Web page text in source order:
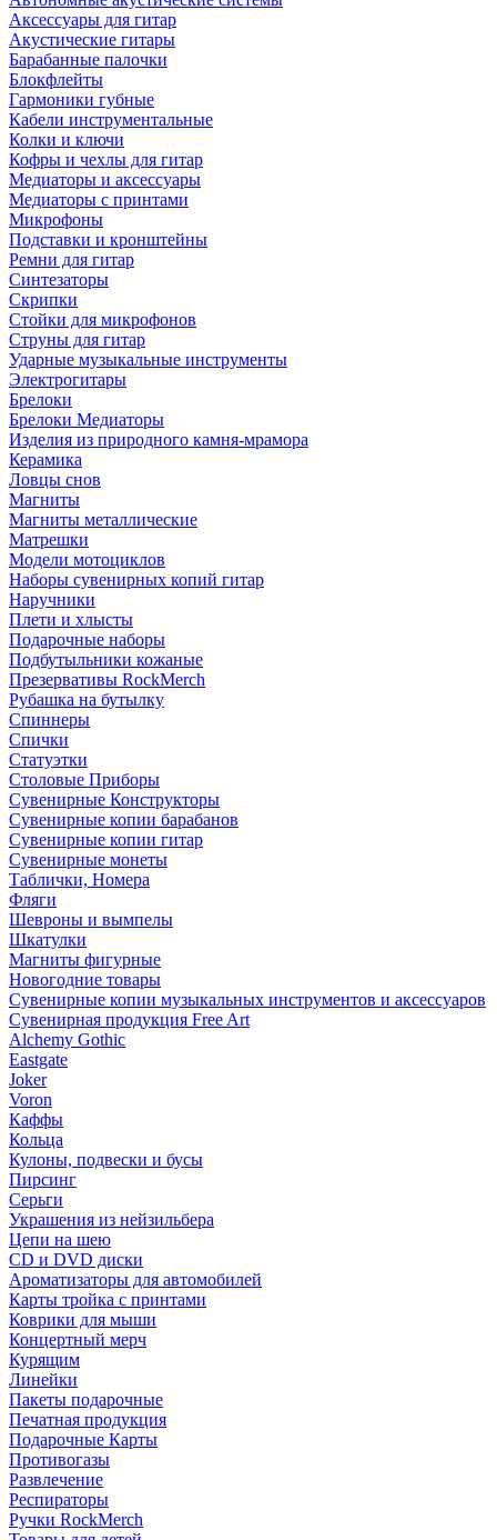
Аксессуары для гитар
Акустические гитары
Барабанные палочки
Блокфлейты
Гармоники губные
Кабели инструментальные
Колки и ключи
Кофры и чехлы для гитар
Медиаторы и аксессуары
Медиаторы с принтами
Микрофоны
Подставки и кронштейны
Ремни для гитар
Синтезаторы
Скрипки
Стойки для микрофонов
Струны для гитар
Ударные музыкальные инструменты
Электрогитары
Брелоки
Брелоки Медиаторы
Изделия из природного камня-мрамора
Керамика
Ловцы снов
Магниты
Магниты металлические
Матрешки
Модели мотоциклов
Наборы сувенирных копий гитар
Наручники
Плети и хлысты
Подарочные наборы
Подбутыльники кожаные
Презервативы RockMerch
Рубашка на бутылку
Спиннеры
Спички
Статуэтки
Столовые Приборы
Сувенирные Конструкторы
Сувенирные копии барабанов
Сувенирные копии гитар
Сувенирные монеты
Таблички, Номера
Фляги
Шевроны и вымпелы
Шкатулки
Магниты фигурные
Новогодние товары
Сувенирные копии музыкальных инструментов и аксессуаров
Сувенирная продукция Free Art
Alchemy Gothic
Eastgate
Joker
Voron
Каффы
Кольца
Кулоны, подвески и бусы
Пирсинг
Серьги
Украшения из нейзильбера
Цепи на шею
CD и DVD диски
Ароматизаторы для автомобилей
Карты тройка с принтами
Коврики для мыши
Концертный мерч
Курящим
Линейки
Пакеты подарочные
Печатная продукция
Подарочные Карты
Противогазы
Развлечение
Респираторы
Ручки RockMerch